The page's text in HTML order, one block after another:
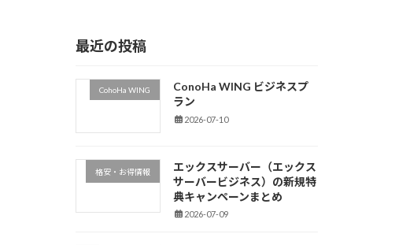
最近の投稿
CohoHa WING
ConoHa WING ビジネスプ
ラン
2026-07-10
格安・お得情報
エックスサーバー（エックス
サーバービジネス）の新規特
典キャンペーンまとめ
2026-07-09